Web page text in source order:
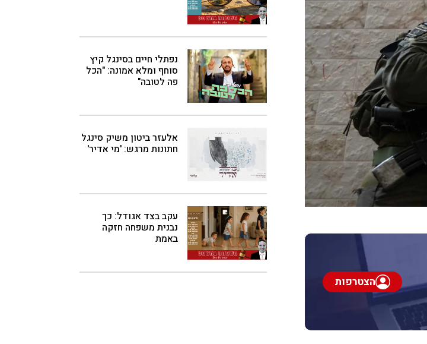
הצטרפות
נפתלי חיים בסינגל קיץ
סוחף ומלא אמונה: "הכל
פה לטובה"
אלעזר ביטון משיק סינגל
חתונות מרגש: 'מי אדיר'
עקב בצד אגודל: כך
נבנית משפחה חזקה
באמת